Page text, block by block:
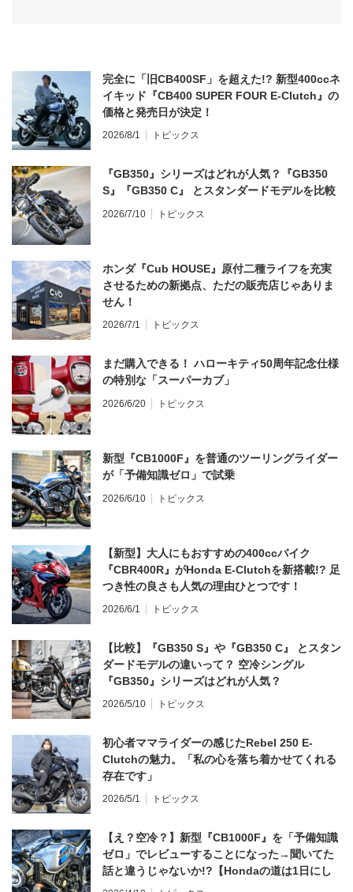
完全に「旧CB400SF」を超えた!? 新型400ccネ
イキッド『CB400 SUPER FOUR E-Clutch』の
価格と発売日が決定！
2026/8/1 トピックス
『GB350』シリーズはどれが人気？『GB350
S』『GB350 C』 とスタンダードモデルを比較
2026/7/10 トピックス
ホンダ『Cub HOUSE』原付二種ライフを充実
させるための新拠点、ただの販売店じゃありま
せん！
2026/7/1 トピックス
まだ購入できる！ ハローキティ50周年記念仕様
の特別な「スーパーカブ」
2026/6/20 トピックス
新型『CB1000F』を普通のツーリングライダー
が「予備知識ゼロ」で試乗
2026/6/10 トピックス
【新型】大人にもおすすめの400ccバイク
『CBR400R』がHonda E-Clutchを新搭載!? 足
つき性の良さも人気の理由ひとつです！
2026/6/1 トピックス
【比較】『GB350 S』や『GB350 C』 とスタン
ダードモデルの違いって？ 空冷シングル
『GB350』シリーズはどれが人気？
2026/5/10 トピックス
初心者ママライダーの感じたRebel 250 E-
Clutchの魅力。「私の心を落ち着かせてくれる
存在です」
2026/5/1 トピックス
【え？空冷？】新型『CB1000F』を「予備知識
ゼロ」でレビューすることになった→聞いてた
話と違うじゃないか!?【Hondaの道は1日にし
てならず／CB1000F ①第一印象 編】